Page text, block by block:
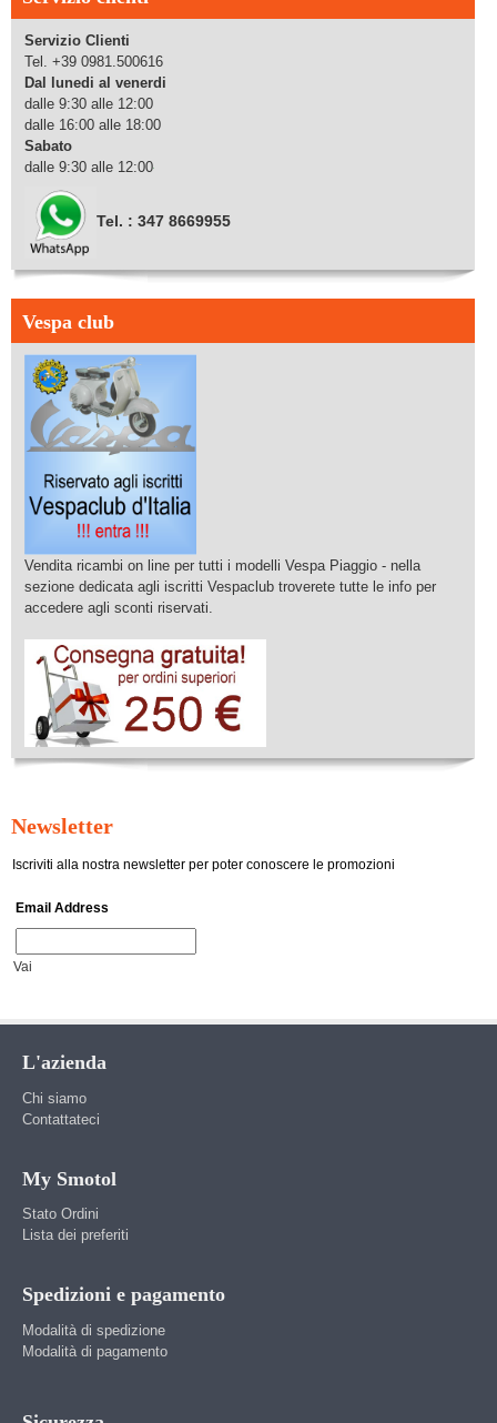
Servizio Clienti
Tel. +39 0981.500616
Dal lunedi al venerdi
dalle 9:30 alle 12:00
dalle 16:00 alle 18:00
Sabato
dalle 9:30 alle 12:00
Tel. : 347 8669955
Vespa club
Vendita ricambi on line per tutti i modelli Vespa Piaggio - nella
sezione dedicata agli iscritti Vespaclub troverete tutte le info per
accedere agli sconti riservati.
Newsletter
Iscriviti alla nostra newsletter per poter conoscere le promozioni
Email Address
Vai
L'azienda
Chi siamo
Contattateci
My Smotol
Stato Ordini
Lista dei preferiti
Spedizioni e pagamento
Modalità di spedizione
Modalità di pagamento